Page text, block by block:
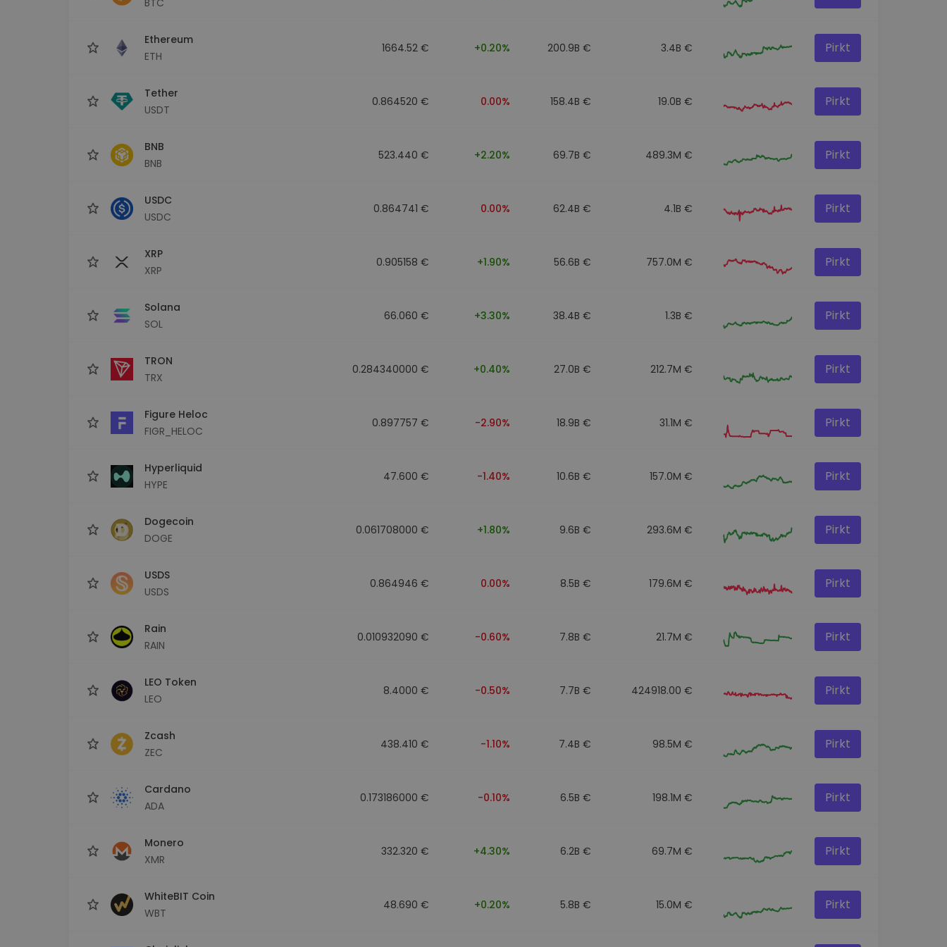
Ethereum
ETH
1664.52 € +0.20% 200.9B € 3.4B € Pirkt
Tether
USDT
0.864520 € 0.00% 158.4B € 19.0B € Pirkt
BNB
BNB
523.440 € +2.20% 69.7B € 489.3M € Pirkt
USDC
USDC
0.864741 € 0.00% 62.4B € 4.1B € Pirkt
XRP
XRP
0.905158 € +1.90% 56.6B € 757.0M € Pirkt
Solana
SOL
66.060 € +3.30% 38.4B € 1.3B € Pirkt
TRON
TRX
0.284340000 € +0.40% 27.0B € 212.7M € Pirkt
Figure Heloc
FIGR_HELOC
0.897757 € -2.90% 18.9B € 31.1M € Pirkt
Hyperliquid
HYPE
47.600 € -1.40% 10.6B € 157.0M € Pirkt
Dogecoin
DOGE
0.061708000 € +1.80% 9.6B € 293.6M € Pirkt
USDS
USDS
0.864946 € 0.00% 8.5B € 179.6M € Pirkt
Rain
RAIN
0.010932090 € -0.60% 7.8B € 21.7M € Pirkt
LEO Token
LEO
8.4000 € -0.50% 7.7B € 424918.00 € Pirkt
Zcash
ZEC
438.410 € -1.10% 7.4B € 98.5M € Pirkt
Cardano
ADA
0.173186000 € -0.10% 6.5B € 198.1M € Pirkt
Monero
XMR
332.320 € +4.30% 6.2B € 69.7M € Pirkt
WhiteBIT Coin
WBT
48.690 € +0.20% 5.8B € 15.0M € Pirkt